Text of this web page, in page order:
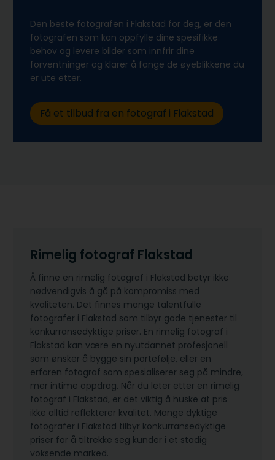
Den beste fotografen i Flakstad for deg, er den
fotografen som kan oppfylle dine spesifikke
behov og levere bilder som innfrir dine
forventninger og klarer å fange de øyeblikkene du
er ute etter.
Få et tilbud fra en fotograf i Flakstad
Rimelig fotograf Flakstad
Å finne en rimelig fotograf i Flakstad betyr ikke
nødvendigvis å gå på kompromiss med
kvaliteten. Det finnes mange talentfulle
fotografer i Flakstad som tilbyr gode tjenester til
konkurransedyktige priser. En rimelig fotograf i
Flakstad kan være en nyutdannet profesjonell
som ønsker å bygge sin portefølje, eller en
erfaren fotograf som spesialiserer seg på mindre,
mer intime oppdrag. Når du leter etter en rimelig
fotograf i Flakstad, er det viktig å huske at pris
ikke alltid reflekterer kvalitet. Mange dyktige
fotografer i Flakstad tilbyr konkurransedyktige
priser for å tiltrekke seg kunder i et stadig
voksende marked.